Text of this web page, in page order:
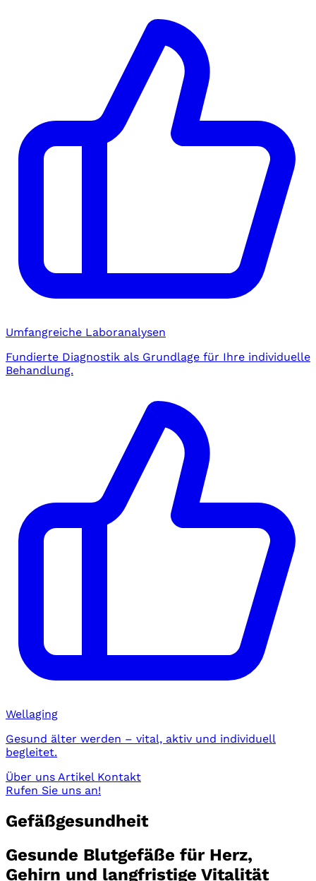
Umfangreiche Laboranalysen
Fundierte Diagnostik als Grundlage für Ihre individuelle
Behandlung.
Wellaging
Gesund älter werden – vital, aktiv und individuell
begleitet.
Über uns Artikel Kontakt
Rufen Sie uns an!
Gefäßgesundheit
Gesunde Blutgefäße für Herz,
Gehirn und langfristige Vitalität